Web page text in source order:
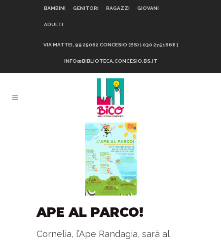
BAMBINI GENITORI RAGAZZI GIOVANI
ADULTI
VIA MATTEI, 99 25062 CONCESIO (BS) | 030 2751668 |
INFO@BIBLIOTECA.CONCESIO.BS.IT
APE AL PARCO!
Cornelia, l’Ape Randagia, sarà al